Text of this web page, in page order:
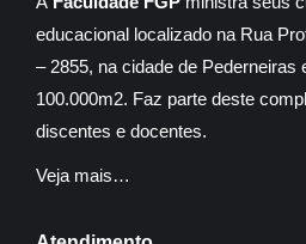
educacional localizado na Rua
– 2855, na cidade de Pederneiras
100.000m2. Faz parte deste
discentes e docentes.
Veja mais…